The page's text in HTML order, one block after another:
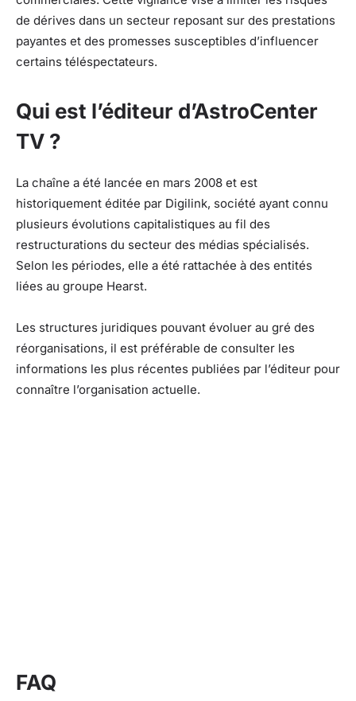
de dérives dans un secteur reposant sur des prestations
payantes et des promesses susceptibles d’influencer
certains téléspectateurs.
Qui est l’éditeur d’AstroCenter
TV ?
La chaîne a été lancée en mars 2008 et est
historiquement éditée par Digilink, société ayant connu
plusieurs évolutions capitalistiques au fil des
restructurations du secteur des médias spécialisés.
Selon les périodes, elle a été rattachée à des entités
liées au groupe Hearst.
Les structures juridiques pouvant évoluer au gré des
réorganisations, il est préférable de consulter les
informations les plus récentes publiées par l’éditeur pour
connaître l’organisation actuelle.
FAQ